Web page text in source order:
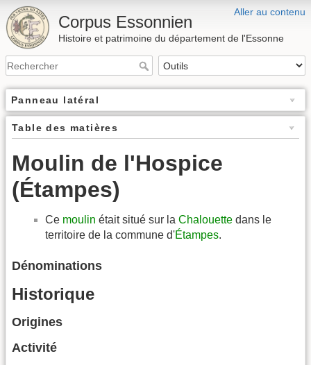
Aller au contenu
Corpus Essonnien
Histoire et patrimoine du département de l'Essonne
Panneau latéral
Table des matières
Moulin de l'Hospice
(Étampes)
Ce moulin était situé sur la Chalouette dans le
territoire de la commune d'Étampes.
Dénominations
Historique
Origines
Activité